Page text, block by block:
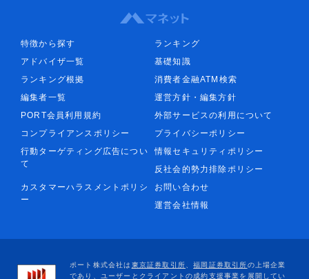
特徴から探す
ランキング
アドバイザ一覧
基礎知識
ランキング根拠
消費者金融ATM検索
編集者一覧
運営方針・編集方針
PORT会員利用規約
外部サービスの利用について
コンプライアンスポリシー
プライバシーポリシー
行動ターゲティング広告につい
て
情報セキュリティポリシー
反社会的勢力排除ポリシー
カスタマーハラスメントポリシ
ー
お問い合わせ
運営会社情報